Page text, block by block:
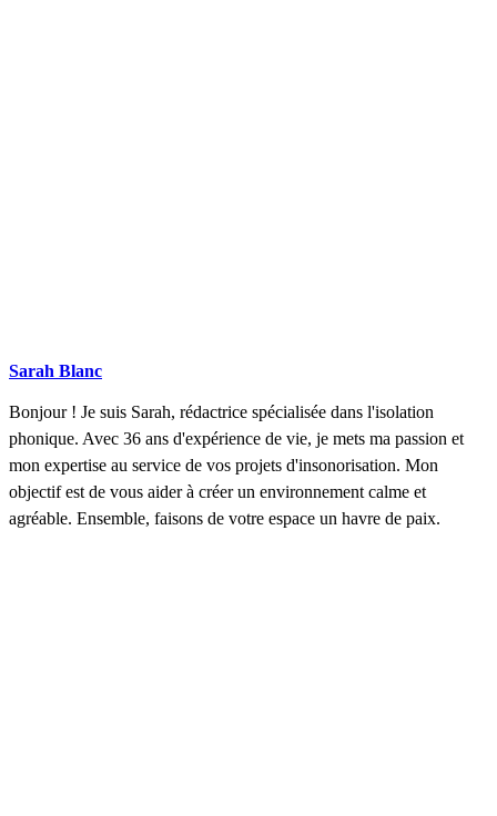
Sarah Blanc
Bonjour ! Je suis Sarah, rédactrice spécialisée dans l'isolation
phonique. Avec 36 ans d'expérience de vie, je mets ma passion et
mon expertise au service de vos projets d'insonorisation. Mon
objectif est de vous aider à créer un environnement calme et
agréable. Ensemble, faisons de votre espace un havre de paix.